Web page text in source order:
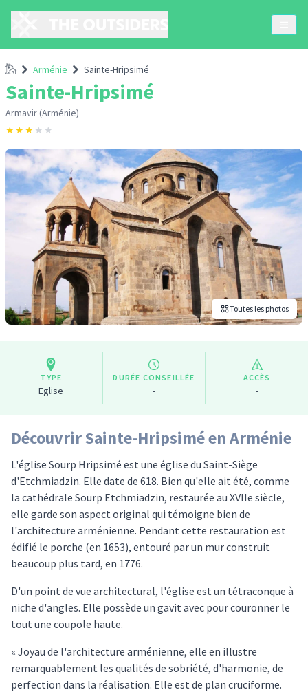
AccueilArménie Sainte-Hripsimé
Sainte-Hripsimé
Armavir (Arménie)
★★★ ★ ★
Toutes les photos
TYPE
Eglise
DURÉE CONSEILLÉE
-
ACCÈS
-
Découvrir Sainte-Hripsimé en Arménie
L'église Sourp Hripsimé est une église du Saint-Siège
d'Etchmiadzin. Elle date de 618. Bien qu'elle ait été, comme
la cathédrale Sourp Etchmiadzin, restaurée au XVIIe siècle,
elle garde son aspect original qui témoigne bien de
l'architecture arménienne. Pendant cette restauration est
édifié le porche (en 1653), entouré par un mur construit
beaucoup plus tard, en 1776.
D'un point de vue architectural, l'église est un tétraconque à
niche d'angles. Elle possède un gavit avec pour couronner le
tout une coupole haute.
« Joyau de l'architecture arménienne, elle en illustre
remarquablement les qualités de sobriété, d'harmonie, de
perfection dans la réalisation. Elle est de plan cruciforme.